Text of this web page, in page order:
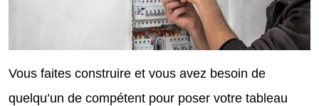
Vous faites construire et vous avez besoin de
quelqu’un de compétent pour poser votre tableau